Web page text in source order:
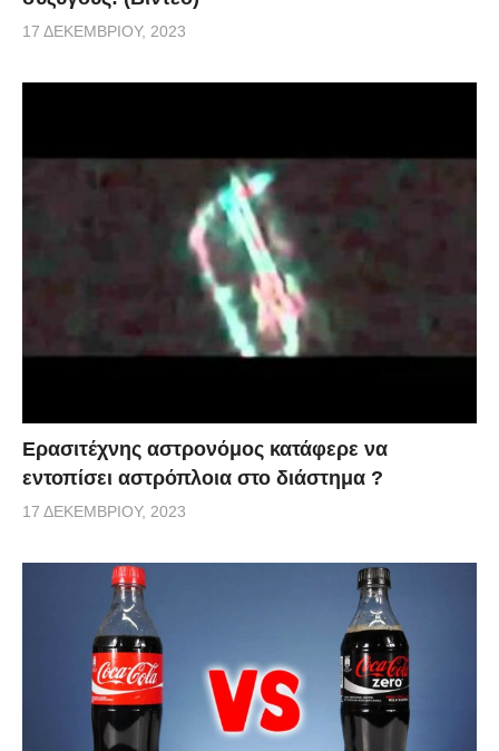
17 ΔΕΚΕΜΒΡΊΟΥ, 2023
Ερασιτέχνης αστρονόμος κατάφερε να
εντοπίσει αστρόπλοια στο διάστημα ?
17 ΔΕΚΕΜΒΡΊΟΥ, 2023